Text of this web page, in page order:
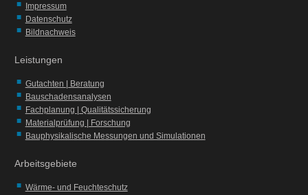
Impressum
Datenschutz
Bildnachweis
Leistungen
Gutachten | Beratung
Bauschadensanalysen
Fachplanung | Qualitätssicherung
Materialprüfung | Forschung
Bauphysikalische Messungen und Simulationen
Arbeitsgebiete
Wärme- und Feuchteschutz